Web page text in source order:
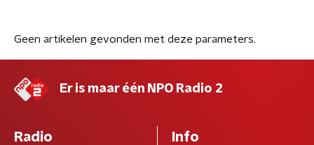
Geen artikelen gevonden met deze parameters.
Er is maar één NPO Radio 2
Radio Info